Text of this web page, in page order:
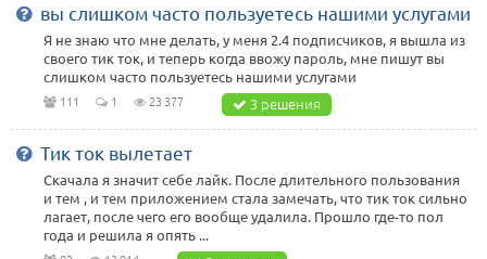
вы слишком часто пользуетесь нашими услугами
Я не знаю что мне делать, у меня 2.4 подписчиков, я вышла из
своего тик ток, и теперь когда ввожу пароль, мне пишут вы
слишком часто пользуетесь нашими услугами
111 1 23 377 3 решения
Тик ток вылетает
Скачала я значит себе лайк. После длительного пользования
и тем , и тем приложением стала замечать, что тик ток сильно
лагает, после чего его вообще удалила. Прошло где-то пол
года и решила я опять ...